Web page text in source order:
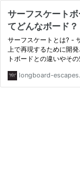
サーフスケート
てどんなボード？
サーフスケートとは? -
上で再現するために開
トボードとの違いやそ
longboard-